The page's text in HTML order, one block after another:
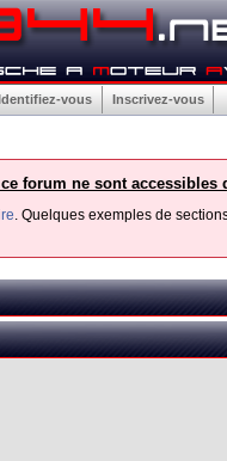
vous Inscrivez-vous
forum ne sont accessibles
. Quelques exemples de